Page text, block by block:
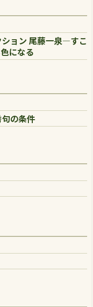
ョン 尾藤一泉―すこ
になる
の条件